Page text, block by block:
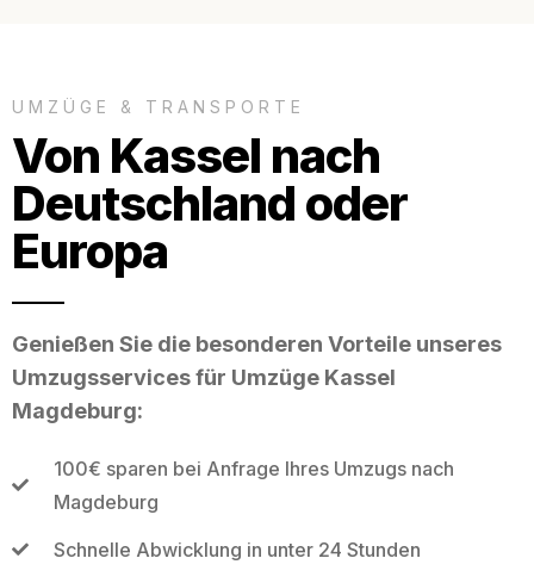
UMZÜGE & TRANSPORTE
Von Kassel nach
Deutschland oder
Europa
Genießen Sie die besonderen Vorteile unseres
Umzugsservices für Umzüge Kassel
Magdeburg:
100€ sparen bei Anfrage Ihres Umzugs nach
Magdeburg
Schnelle Abwicklung in unter 24 Stunden